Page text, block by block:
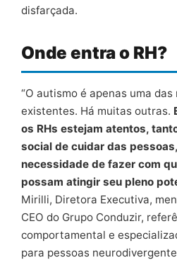
disfarçada.
Onde entra o RH?
“O autismo é apenas uma
existentes. Há muitas outras.
os RHs estejam atentos,
social de cuidar das
necessidade de fazer com
possam atingir seu pleno
Mirilli, Diretora Executiva,
CEO do Grupo Conduzir,
comportamental e
para pessoas